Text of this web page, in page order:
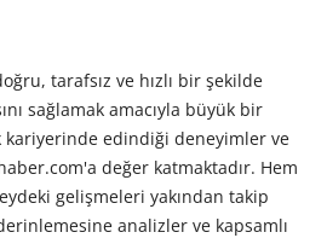
tarafsız ve hızlı bir şekilde
sağlamak amacıyla büyük bir
kariyerinde edindiği deneyimler ve
değer katmaktadır. Hem
gelişmeleri yakından takip
analizler ve kapsamlı